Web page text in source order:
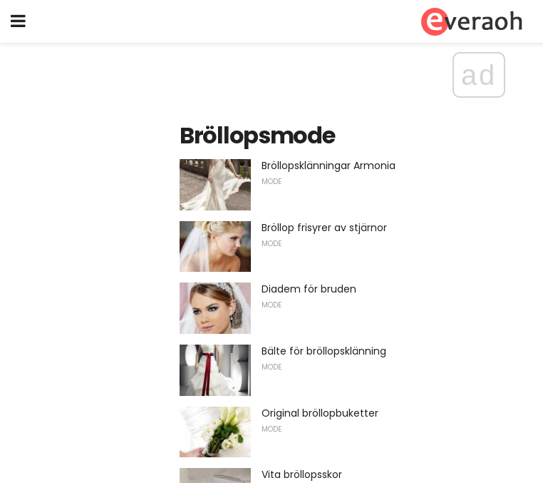
ad
Bröllopsmode
Bröllopsklänningar Armonia
MODE
Bröllop frisyrer av stjärnor
MODE
Diadem för bruden
MODE
Bälte för bröllopsklänning
MODE
Original bröllopbuketter
MODE
Vita bröllopsskor